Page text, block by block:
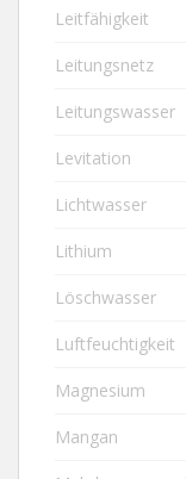
Leitfähigkeit
Leitungsnetz
Leitungswasser
Levitation
Lichtwasser
Lithium
Löschwasser
Luftfeuchtigkeit
Magnesium
Mangan